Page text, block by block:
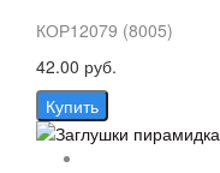
КОР12079 (8005)
42.00 руб.
Купить